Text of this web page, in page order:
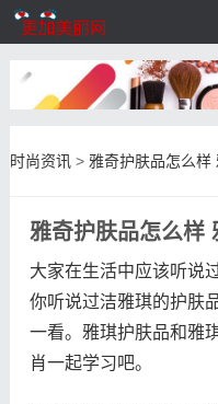
时尚资讯> 雅奇护肤品怎么样
雅奇护肤品怎么样
大家在生活中应该听说
你听说过洁雅琪的护肤
一看。雅琪护肤品和雅
肖一起学习吧。